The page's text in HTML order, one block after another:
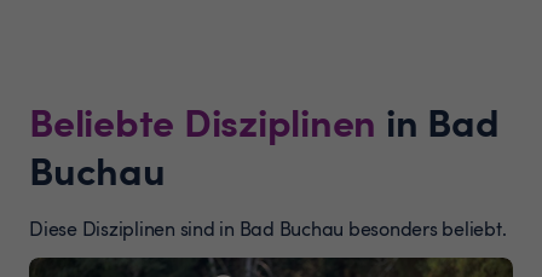
Beliebte Disziplinen in Bad
Buchau
Diese Disziplinen sind in Bad Buchau besonders beliebt.